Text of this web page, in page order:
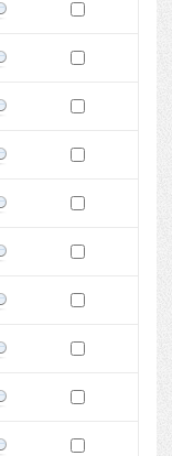
Pokaż podgląd wersji z dnia
Zaznacz wersję do
Pokaż podgląd wersji z dnia
Zaznacz wersję do
Pokaż podgląd wersji z dnia
Zaznacz wersję do
Pokaż podgląd wersji z dnia
Zaznacz wersję do
Pokaż podgląd wersji z dnia
Zaznacz wersję do
Pokaż podgląd wersji z dnia
Zaznacz wersję do
Pokaż podgląd wersji z dnia
Zaznacz wersję do
Pokaż podgląd wersji z dnia
Zaznacz wersję do
Pokaż podgląd wersji z dnia
Zaznacz wersję do
Pokaż podgląd wersji z dnia
Zaznacz wersję do